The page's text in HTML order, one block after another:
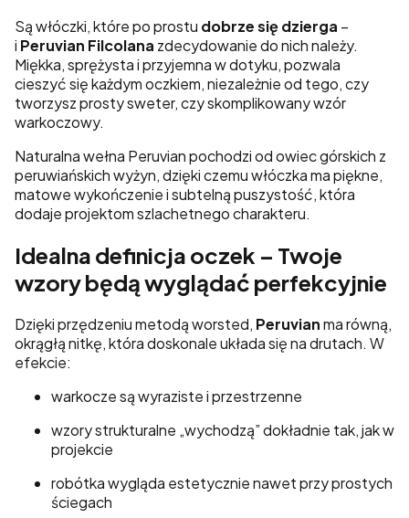
Są włóczki, które po prostu dobrze się dzierga –
i Peruvian Filcolana zdecydowanie do nich należy.
Miękka, sprężysta i przyjemna w dotyku, pozwala
cieszyć się każdym oczkiem, niezależnie od tego, czy
tworzysz prosty sweter, czy skomplikowany wzór
warkoczowy.
Naturalna wełna Peruvian pochodzi od owiec górskich z
peruwiańskich wyżyn, dzięki czemu włóczka ma piękne,
matowe wykończenie i subtelną puszystość, która
dodaje projektom szlachetnego charakteru.
Idealna definicja oczek – Twoje
wzory będą wyglądać perfekcyjnie
Dzięki przędzeniu metodą worsted, Peruvianma równą,
okrągłą nitkę, która doskonale układa się na drutach. W
efekcie:
warkocze są wyraziste i przestrzenne
wzory strukturalne „wychodzą” dokładnie tak, jak w
projekcie
robótka wygląda estetycznie nawet przy prostych
ściegach